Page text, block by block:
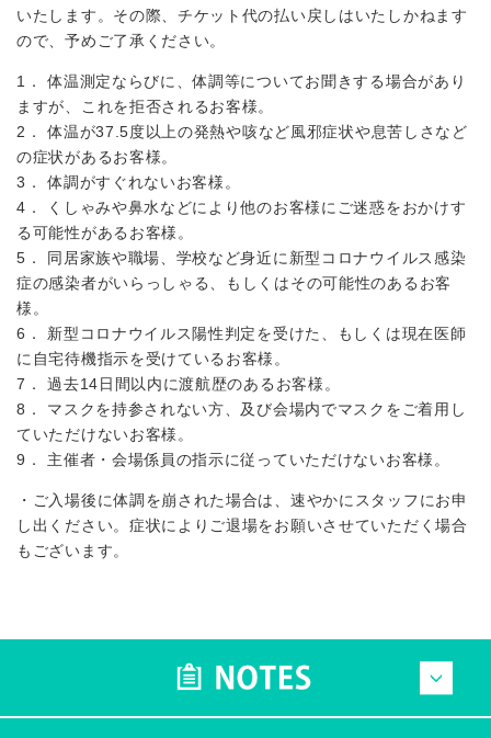
いたします。その際、チケット代の払い戻しはいたしかねます
ので、予めご了承ください。
1． 体温測定ならびに、体調等についてお聞きする場合があり
ますが、これを拒否されるお客様。
2． 体温が37.5度以上の発熱や咳など風邪症状や息苦しさなど
の症状があるお客様。
3． 体調がすぐれないお客様。
4． くしゃみや鼻水などにより他のお客様にご迷惑をおかけす
る可能性があるお客様。
5． 同居家族や職場、学校など身近に新型コロナウイルス感染
症の感染者がいらっしゃる、もしくはその可能性のあるお客
様。
6． 新型コロナウイルス陽性判定を受けた、もしくは現在医師
に自宅待機指示を受けているお客様。
7． 過去14日間以内に渡航歴のあるお客様。
8． マスクを持参されない方、及び会場内でマスクをご着用し
ていただけないお客様。
9． 主催者・会場係員の指示に従っていただけないお客様。
・ご入場後に体調を崩された場合は、速やかにスタッフにお申
し出ください。症状によりご退場をお願いさせていただく場合
もございます。